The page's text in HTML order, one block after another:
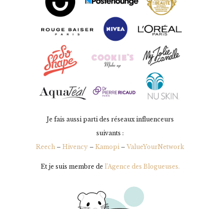
Je fais aussi parti des réseaux influenceurs
suivants :
Reech – Hivency – Kamopi – ValueYourNetwork
Et je suis membre de l’Agence des Blogueuses.